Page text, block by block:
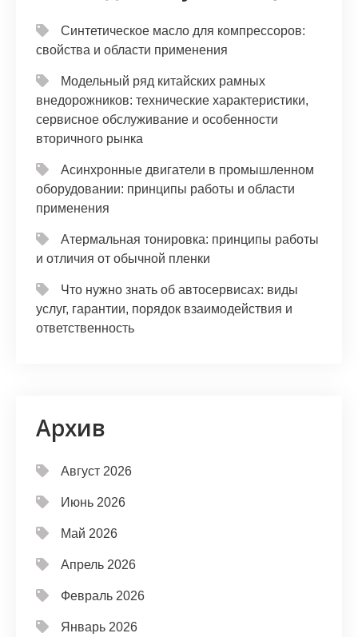
Синтетическое масло для компрессоров:
свойства и области применения
Модельный ряд китайских рамных
внедорожников: технические характеристики,
сервисное обслуживание и особенности
вторичного рынка
Асинхронные двигатели в промышленном
оборудовании: принципы работы и области
применения
Атермальная тонировка: принципы работы
и отличия от обычной пленки
Что нужно знать об автосервисах: виды
услуг, гарантии, порядок взаимодействия и
ответственность
Архив
Август 2026
Июнь 2026
Май 2026
Апрель 2026
Февраль 2026
Январь 2026